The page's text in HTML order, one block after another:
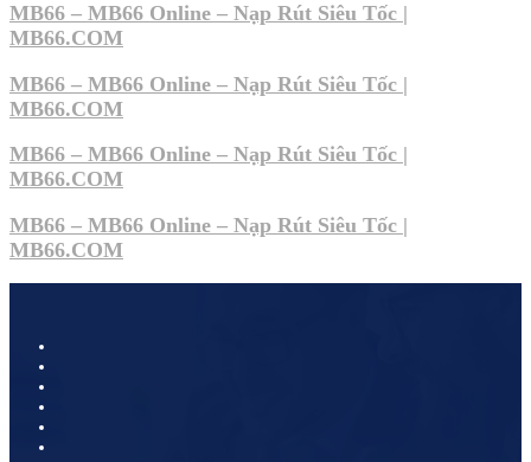
MB66 – MB66 Online – Nạp Rút Siêu Tốc |
MB66.COM
MB66 – MB66 Online – Nạp Rút Siêu Tốc |
MB66.COM
MB66 – MB66 Online – Nạp Rút Siêu Tốc |
MB66.COM
MB66 – MB66 Online – Nạp Rút Siêu Tốc |
MB66.COM